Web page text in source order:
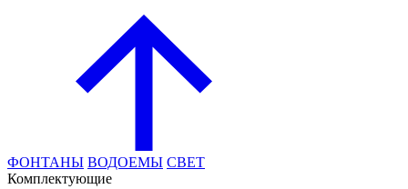
ФОНТАНЫ ВОДОЕМЫ СВЕТ
Комплектующие